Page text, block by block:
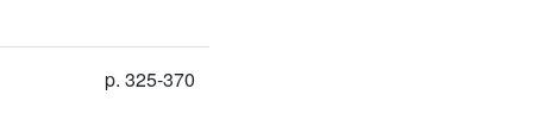
p. 325-370